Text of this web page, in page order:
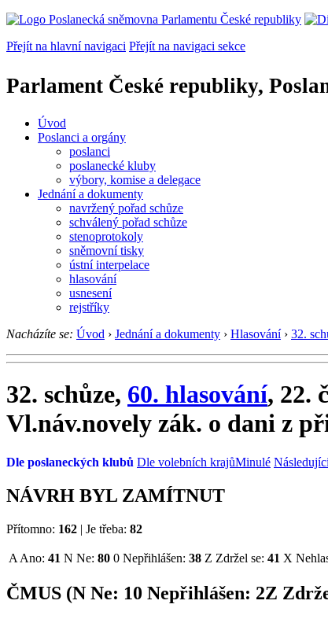
Přejít na hlavní navigaci Přejít na navigaci sekce
Parlament České republiky,
Úvod
Poslanci a orgány
poslanci
poslanecké kluby
výbory, komise a delegace
Jednání a dokumenty
navržený pořad schůze
schválený pořad schůze
stenoprotokoly
sněmovní tisky
ústní interpelace
hlasování
usnesení
rejstříky
Nacházíte se: Úvod › Jednání a dokumenty › Hlasování › 32.
32. schůze, 60. hlasování, 22.
Vl.náv.novely zák. o dani z
Dle poslaneckých klubů Dle volebních krajůMinulé
NÁVRH BYL ZAMÍTNUT
Přítomno: 162 | Je třeba: 82
A Ano: 41 N Ne: 80 0 Nepřihlášen: 38 Z Zdržel se: 41 X
ČMUS (N Ne: 10 Nepřihlášen: 2Z